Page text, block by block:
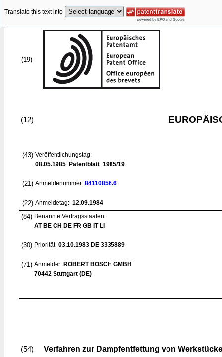
Translate this text into
(19)
(12)
(43) Veröffentlichungstag:
08.05.1985 Patentblatt 1985/19
(21) Anmeldenummer: 84110856.6
(22) Anmeldetag: 12.09.1984
(84) Benannte Vertragsstaaten:
AT BE CH DE FR GB IT LI
(30) Priorität: 03.10.1983 DE 3335889
(71) Anmelder: ROBERT BOSCH GMBH
70442 Stuttgart (DE)
(54) Verfahren zur Dampfentfettung von